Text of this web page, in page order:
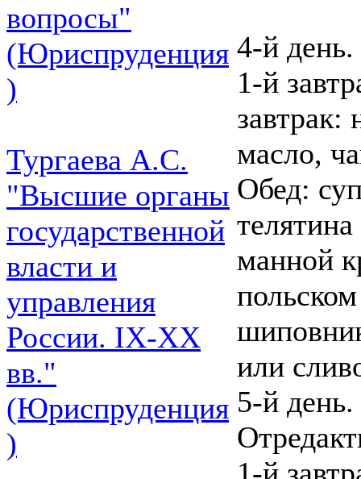
вопросы"
(Юриспруденция
)
Тургаева А.С.
"Высшие органы
государственной
власти и
управления
России. IХ-ХХ
вв."
(Юриспруденция
)
4-й день.
1-й
завтрак:
масло,
Обед:
манной
или
5-й день.